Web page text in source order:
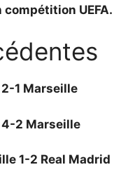
UEFA.
1 Marseille
4-2 Marseille
1-2 Real Madrid